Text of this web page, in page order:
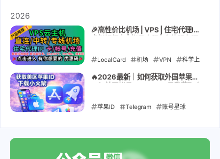
2026
🎉高性价比机场 | VPS | 住宅代理IP |
LocalCard 机场 VPN 科学上
网 解锁GPT 静态住宅IP
VPS 直连机场 中转机场
帐号 充值 银河录像局 环球巴
士 直播专线 苹果ID
🔥2026最新｜如何获取外国苹果
稳定使用
苹果ID Telegram 账号星球
Apple ID
2026-01-10